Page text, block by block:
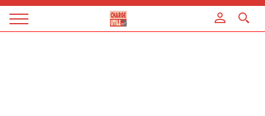
Magazine
Panneau de gestion des cookies